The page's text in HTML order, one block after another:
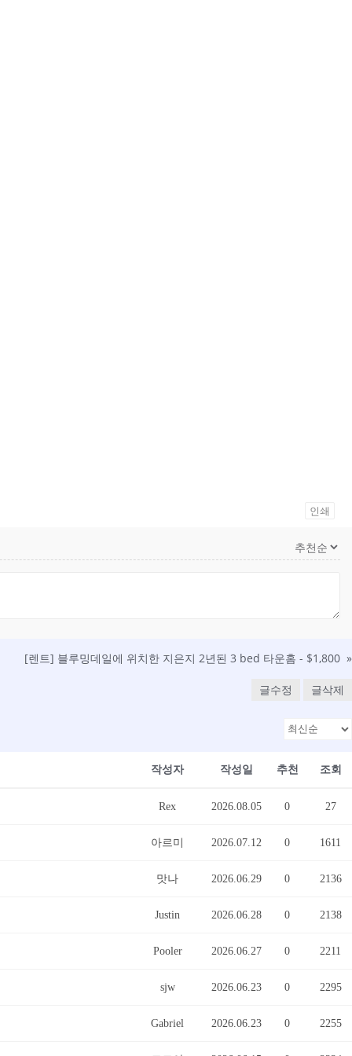
인쇄
[렌트] 블루밍데일에 위치한 지은지 2년된 3 bed 타운홈 - $1,800 »
글수정 글삭제
작성자 작성일 추천 조회
Rex 2026.08.05 0 27
아르미 2026.07.12 0 1611
맛나 2026.06.29 0 2136
Justin 2026.06.28 0 2138
Pooler 2026.06.27 0 2211
sjw 2026.06.23 0 2295
Gabriel 2026.06.23 0 2255